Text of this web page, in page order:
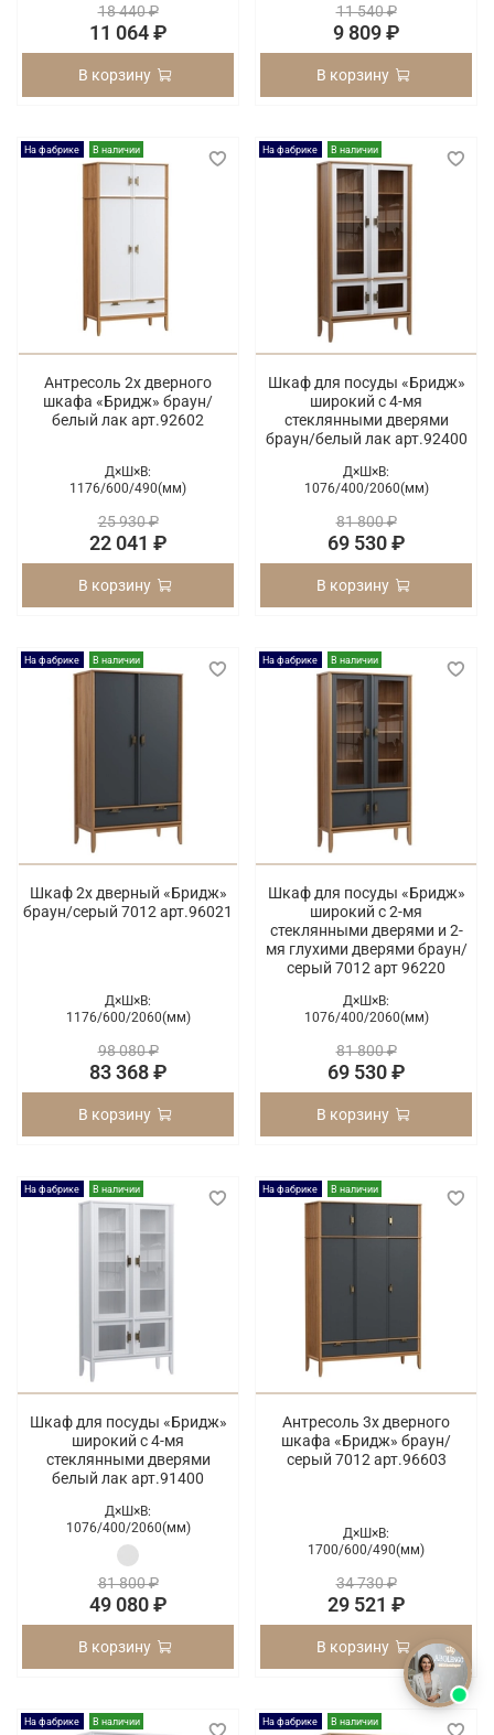
18 440 ₽
11 064 ₽
В корзину
11 540 ₽
9 809 ₽
В корзину
На фабрике В наличии
Антресоль 2х дверного
шкафа «Бридж» браун/
белый лак арт.92602
Д×Ш×В:
1176/600/490(мм)
25 930 ₽
22 041 ₽
В корзину
На фабрике В наличии
Шкаф для посуды «Бридж»
широкий с 4-мя
стеклянными дверями
браун/белый лак арт.92400
Д×Ш×В:
1076/400/2060(мм)
81 800 ₽
69 530 ₽
В корзину
На фабрике В наличии
Шкаф 2х дверный «Бридж»
браун/серый 7012 арт.96021
Д×Ш×В:
1176/600/2060(мм)
98 080 ₽
83 368 ₽
В корзину
На фабрике В наличии
Шкаф для посуды «Бридж»
широкий с 2-мя
стеклянными дверями и 2-
мя глухими дверями браун/
серый 7012 арт 96220
Д×Ш×В:
1076/400/2060(мм)
81 800 ₽
69 530 ₽
В корзину
На фабрике В наличии
Шкаф для посуды «Бридж»
широкий с 4-мя
стеклянными дверями
белый лак арт.91400
Д×Ш×В:
1076/400/2060(мм)
81 800 ₽
49 080 ₽
В корзину
На фабрике В наличии
Антресоль 3х дверного
шкафа «Бридж» браун/
серый 7012 арт.96603
Д×Ш×В:
1700/600/490(мм)
34 730 ₽
29 521 ₽
В корзину
На фабрике В наличии На фабрике В наличии